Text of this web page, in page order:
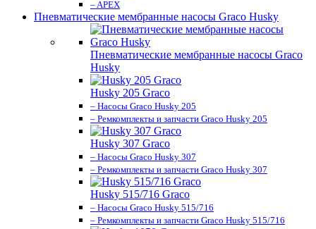
– APEX
Пневматические мембранные насосы Graco Husky
Пневматические мембранные насосы Graco
Husky
Husky 205 Graco
– Насосы Graco Husky 205
– Ремкомплекты и запчасти Graco Husky 205
Husky 307 Graco
– Насосы Graco Husky 307
– Ремкомплекты и запчасти Graco Husky 307
Husky 515/716 Graco
– Насосы Graco Husky 515/716
– Ремкомплекты и запчасти Graco Husky 515/716